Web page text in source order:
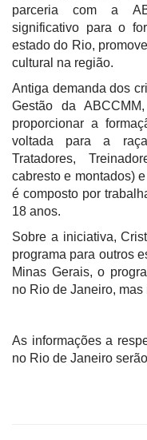
parceria com a
significativo para o
estado do Rio,
cultural na região.
Antiga demanda dos
Gestão da
proporcionar a
voltada para a raça
Tratadores,
cabresto e montados)
é composto por
18 anos.
Sobre a iniciativa,
programa para outros
Minas Gerais, o
no Rio de Janeiro,
As informações a
no Rio de Janeiro